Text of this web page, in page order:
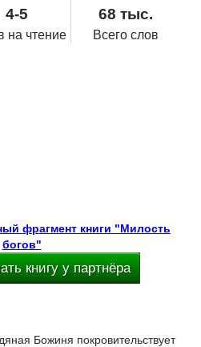
4-5
на чтение
68 тыс.
Всего слов
фрагмент книги "Милость
богов"
книгу у партнёра
Божиня покровительствует